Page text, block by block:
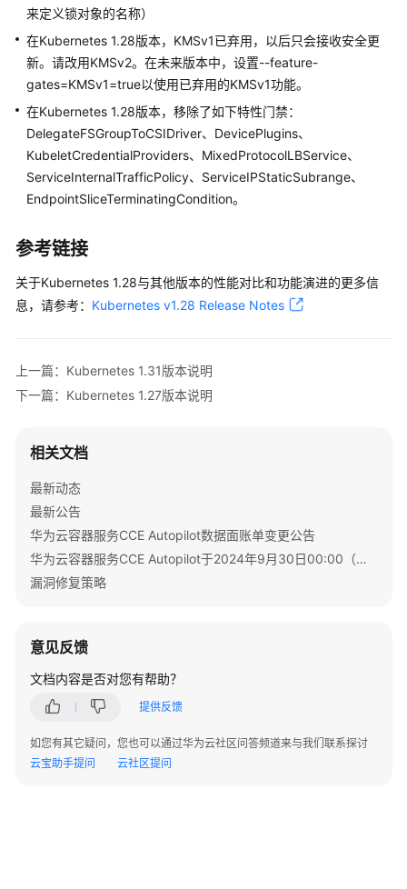
来定义锁对象的名称）
在Kubernetes 1.28版本，KMSv1已弃用，以后只会接收安全更
新。请改用KMSv2。在未来版本中，设置--feature-
gates=KMSv1=true以使用已弃用的KMSv1功能。
在Kubernetes 1.28版本，移除了如下特性门禁：
DelegateFSGroupToCSIDriver、DevicePlugins、
KubeletCredentialProviders、MixedProtocolLBService、
ServiceInternalTrafficPolicy、ServiceIPStaticSubrange、
EndpointSliceTerminatingCondition。
参考链接
关于Kubernetes 1.28与其他版本的性能对比和功能演进的更多信
息，请参考： Kubernetes v1.28 Release Notes
上一篇：Kubernetes 1.31版本说明
下一篇：Kubernetes 1.27版本说明
相关文档
最新动态
最新公告
华为云容器服务CCE Autopilot数据面账单变更公告
华为云容器服务CCE Autopilot于2024年9月30日00:00（北京时间）转商
漏洞修复策略
意见反馈
文档内容是否对您有帮助？
提供反馈
如您有其它疑问，您也可以通过华为云社区问答频道来与我们联系探讨
云宝助手提问
云社区提问